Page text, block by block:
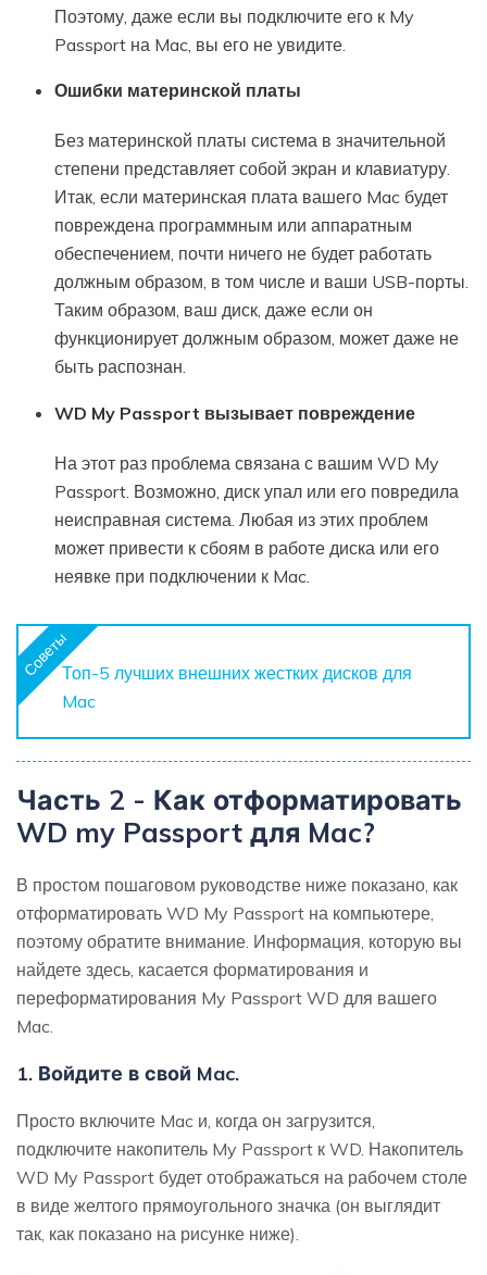
Поэтому, даже если вы подключите его к My
Passport на Mac, вы его не увидите.
Ошибки материнской платы
Без материнской платы система в значительной
степени представляет собой экран и клавиатуру.
Итак, если материнская плата вашего Mac будет
повреждена программным или аппаратным
обеспечением, почти ничего не будет работать
должным образом, в том числе и ваши USB-порты.
Таким образом, ваш диск, даже если он
функционирует должным образом, может даже не
быть распознан.
WD My Passport вызывает повреждение
На этот раз проблема связана с вашим WD My
Passport. Возможно, диск упал или его повредила
неисправная система. Любая из этих проблем
может привести к сбоям в работе диска или его
неявке при подключении к Mac.
СоветыТоп-5 лучших внешних жестких дисков для
Mac
Часть 2 - Как отформатировать
WD my Passport для Mac?
В простом пошаговом руководстве ниже показано, как
отформатировать WD My Passport на компьютере,
поэтому обратите внимание. Информация, которую вы
найдете здесь, касается форматирования и
переформатирования My Passport WD для вашего
Mac.
1. Войдите в свой Mac.
Просто включите Mac и, когда он загрузится,
подключите накопитель My Passport к WD. Накопитель
WD My Passport будет отображаться на рабочем столе
в виде желтого прямоугольного значка (он выглядит
так, как показано на рисунке ниже).